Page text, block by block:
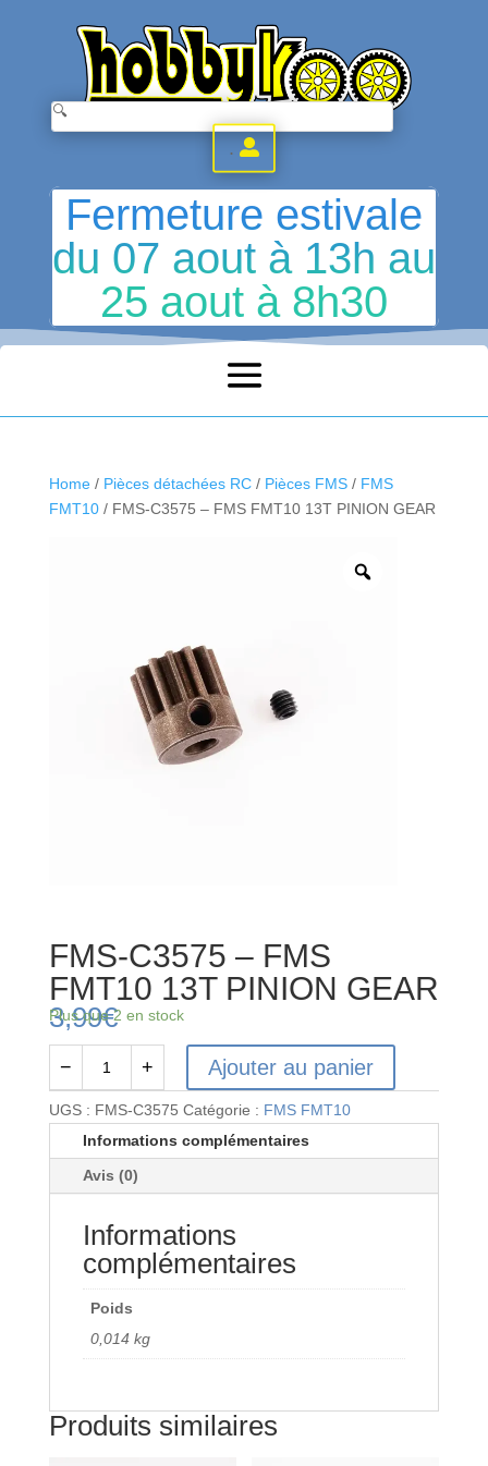
.
Fermeture estivale
du 07 aout à 13h au
25 aout à 8h30
Home/ Pièces détachées RC/ Pièces FMS/ FMS
FMT10/ FMS-C3575 – FMS FMT10 13T PINION GEAR
FMS-C3575 – FMS
FMT10 13T PINION GEAR
3,99€
Plus que 2 en stock
quantité
de
FMS-
FMT10
PINION
− + Ajouter au panier
UGS : FMS-C3575 Catégorie : FMS FMT10
Informations complémentaires
Avis (0)
Informations
complémentaires
Poids
0,014 kg
Produits similaires